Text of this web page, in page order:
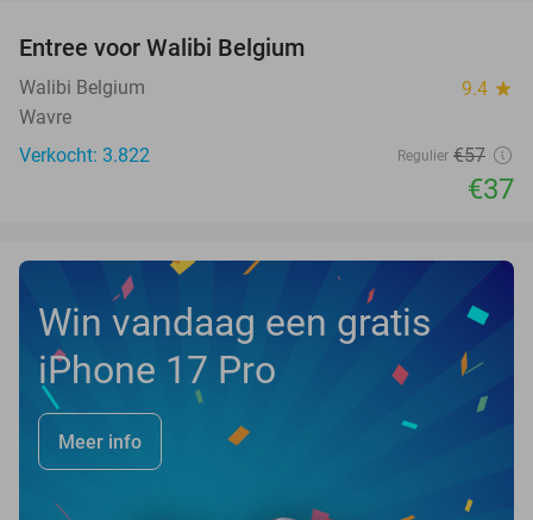
Entree voor Walibi Belgium
Walibi Belgium 9.4 star
Wavre
Verkocht: 3.822
Regulier €57
€37
Win vandaag een gratis
iPhone 17 Pro
Meer info